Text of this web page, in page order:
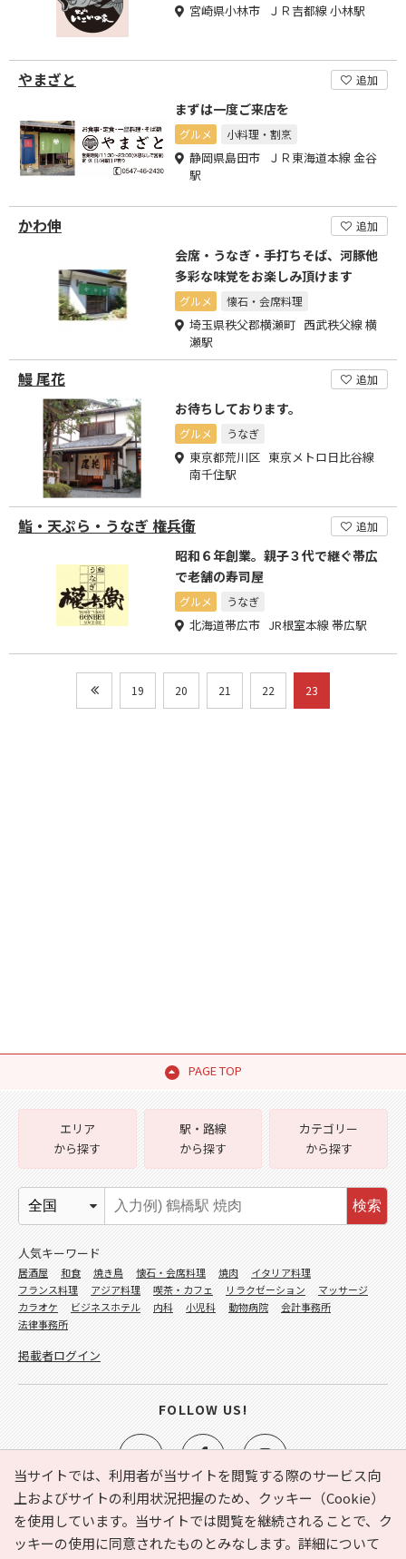
宮崎県小林市 ＪＲ吉都線 小林駅
やまざと 追加
まずは一度ご来店を
グルメ 小料理・割烹
静岡県島田市 ＪＲ東海道本線 金谷
駅
かわ伸 追加
会席・うなぎ・手打ちそば、河豚他
多彩な味覚をお楽しみ頂けます
グルメ 懐石・会席料理
埼玉県秩父郡横瀬町 西武秩父線 横
瀬駅
鰻 尾花 追加
お待ちしております。
グルメ うなぎ
東京都荒川区 東京メトロ日比谷線
南千住駅
鮨・天ぷら・うなぎ 権兵衛 追加
昭和６年創業。親子３代で継ぐ帯広
で老舗の寿司屋
グルメ うなぎ
北海道帯広市 JR根室本線 帯広駅
19 20 21 22 23
PAGE TOP
当サイトでは、利用者が当サイトを閲覧する際のサービス向
上およびサイトの利用状況把握のため、クッキー（Cookie）
を使用しています。当サイトでは閲覧を継続されることで、ク
ッキーの使用に同意されたものとみなします。詳細について
e-NAVITA（イーナビタ）とは？ お気に入り
ヘルプ
利用規約
個人情報の取り扱いについて 運営会社
エリア
から探す
駅・路線
から探す
カテゴリー
から探す
検索
人気キーワード
居酒屋 和食 焼き鳥 懐石・会席料理 焼肉
イタリア料理
フランス料理
アジア料理 喫茶・カフェ リラクゼーション
マッサージ
カラオケ
ビジネスホテル 内科 小児科 動物病院
会計事務所
法律事務所
掲載者ログイン
FOLLOW US!